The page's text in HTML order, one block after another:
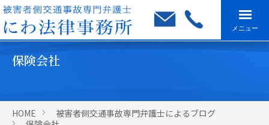
メニュー
保険会社
HOME
被害者側交通事故専門弁護士によるブログ